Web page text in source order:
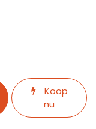
Koop
nu